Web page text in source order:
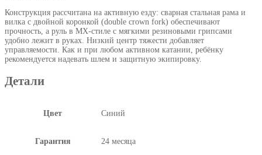
Конструкция рассчитана на активную езду: сварная стальная рама и
вилка с двойной коронкой (double crown fork) обеспечивают
прочность, а руль в MX-стиле с мягкими резиновыми грипсами
удобно лежит в руках. Низкий центр тяжести добавляет
управляемости. Как и при любом активном катании, ребёнку
рекомендуется надевать шлем и защитную экипировку.
Детали
Цвет Синий
Гарантия 24 месяца